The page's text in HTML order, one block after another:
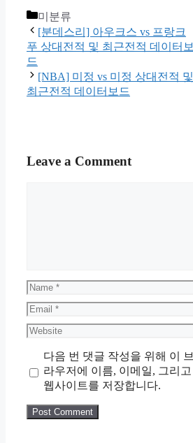
Categories
미분류
[분데스리] 아우크스 vs 프랑크
푸 상대전적 및 최근전적 데이터보
드
[NBA] 미정 vs 미정 상대전적 및
최근전적 데이터보드
Leave a Comment
Name
Email
Website
다음 번 댓글 작성을 위해 이 브
라우저에 이름, 이메일, 그리고
웹사이트를 저장합니다.